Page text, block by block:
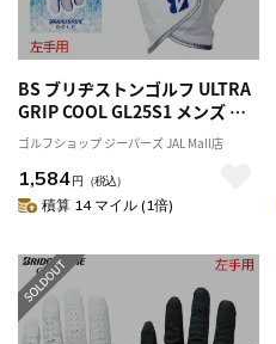
BS ブリヂストンゴルフ ULTRA
GRIP COOL GL25S1 メンズ 左
手用 ゴルフグローブ
BRIDGESTONE GOLF 2025年
モデル 日本正規品
ゴルフショップ ジーパーズ JAL Mall店
1,584円 （税込）
積算 14 マイル (1倍)